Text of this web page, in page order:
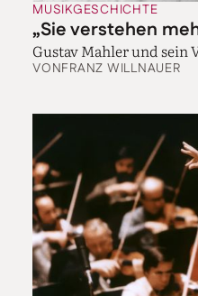
MUSIKGESCHICHTE
„Sie verstehen
Gustav Mahler und sein
VONFRANZ WILLNAUER